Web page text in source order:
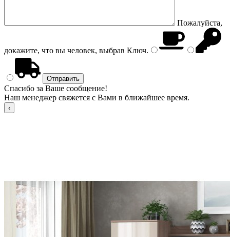
Пожалуйста,
докажите, что вы человек, выбрав Ключ.
Спасибо за Ваше сообщение!
Наш менеджер свяжется с Вами в ближайшее время.